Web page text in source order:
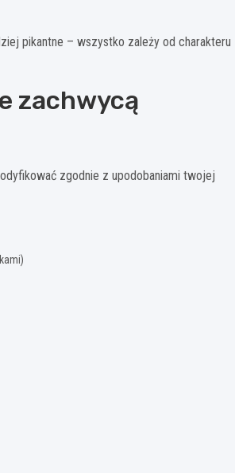
pikantne – wszystko zależy od charakteru
zachwycą
zgodnie z upodobaniami twojej